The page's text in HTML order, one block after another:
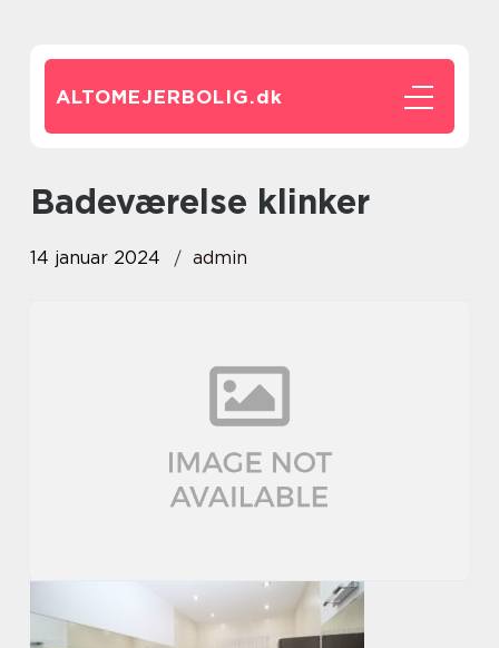
ALTOMEJERBOLIG.dk
badeværelse klinker
14 januar 2024 admin